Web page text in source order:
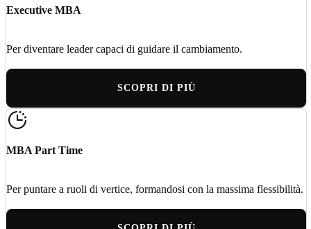
Executive MBA
Per diventare leader capaci di guidare il cambiamento.
SCOPRI DI PIÙ
MBA Part Time
Per puntare a ruoli di vertice, formandosi con la massima flessibilità.